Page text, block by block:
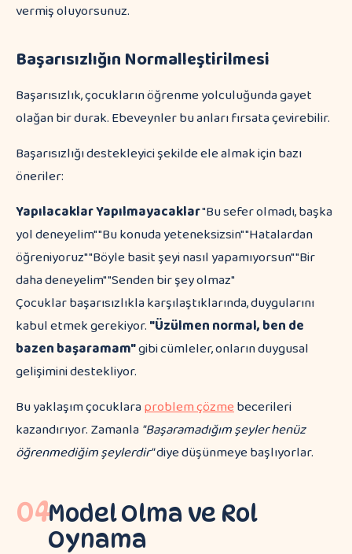
vermiş oluyorsunuz.
Başarısızlığın Normalleştirilmesi
Başarısızlık, çocukların öğrenme yolculuğunda gayet
olağan bir durak. Ebeveynler bu anları fırsata çevirebilir.
Başarısızlığı destekleyici şekilde ele almak için bazı
öneriler:
YapılacaklarYapılmayacaklar"Bu sefer olmadı, başka
yol deneyelim" "Bu konuda yeteneksizsin" "Hatalardan
öğreniyoruz" "Böyle basit şeyi nasıl yapamıyorsun" "Bir
daha deneyelim" "Senden bir şey olmaz"
Çocuklar başarısızlıkla karşılaştıklarında, duygularını
kabul etmek gerekiyor."Üzülmen normal, ben de
bazen başaramam"gibi cümleler, onların duygusal
gelişimini destekliyor.
Bu yaklaşım çocuklaraproblem çözmebecerileri
kazandırıyor. Zamanla "Başaramadığım şeyler henüz
öğrenmediğim şeylerdir"diye düşünmeye başlıyorlar.
04Model Olma ve Rol
Oynama